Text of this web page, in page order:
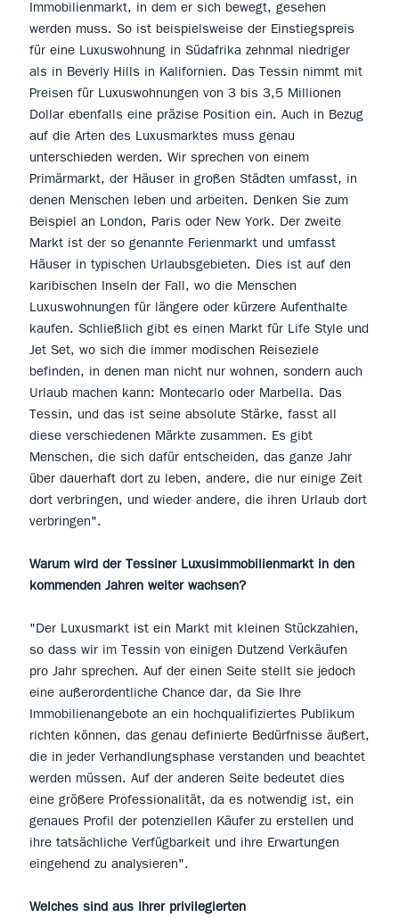
Immobilienmarkt, in dem er sich bewegt, gesehen
werden muss. So ist beispielsweise der Einstiegspreis
für eine Luxuswohnung in Südafrika zehnmal niedriger
als in Beverly Hills in Kalifornien. Das Tessin nimmt mit
Preisen für Luxuswohnungen von 3 bis 3,5 Millionen
Dollar ebenfalls eine präzise Position ein. Auch in Bezug
auf die Arten des Luxusmarktes muss genau
unterschieden werden. Wir sprechen von einem
Primärmarkt, der Häuser in großen Städten umfasst, in
denen Menschen leben und arbeiten. Denken Sie zum
Beispiel an London, Paris oder New York. Der zweite
Markt ist der so genannte Ferienmarkt und umfasst
Häuser in typischen Urlaubsgebieten. Dies ist auf den
karibischen Inseln der Fall, wo die Menschen
Luxuswohnungen für längere oder kürzere Aufenthalte
kaufen. Schließlich gibt es einen Markt für Life Style und
Jet Set, wo sich die immer modischen Reiseziele
befinden, in denen man nicht nur wohnen, sondern auch
Urlaub machen kann: Montecarlo oder Marbella. Das
Tessin, und das ist seine absolute Stärke, fasst all
diese verschiedenen Märkte zusammen. Es gibt
Menschen, die sich dafür entscheiden, das ganze Jahr
über dauerhaft dort zu leben, andere, die nur einige Zeit
dort verbringen, und wieder andere, die ihren Urlaub dort
verbringen".
Warum wird der Tessiner Luxusimmobilienmarkt in den
kommenden Jahren weiter wachsen?
"Der Luxusmarkt ist ein Markt mit kleinen Stückzahlen,
so dass wir im Tessin von einigen Dutzend Verkäufen
pro Jahr sprechen. Auf der einen Seite stellt sie jedoch
eine außerordentliche Chance dar, da Sie Ihre
Immobilienangebote an ein hochqualifiziertes Publikum
richten können, das genau definierte Bedürfnisse äußert,
die in jeder Verhandlungsphase verstanden und beachtet
werden müssen. Auf der anderen Seite bedeutet dies
eine größere Professionalität, da es notwendig ist, ein
genaues Profil der potenziellen Käufer zu erstellen und
ihre tatsächliche Verfügbarkeit und ihre Erwartungen
eingehend zu analysieren".
Welches sind aus Ihrer privilegierten